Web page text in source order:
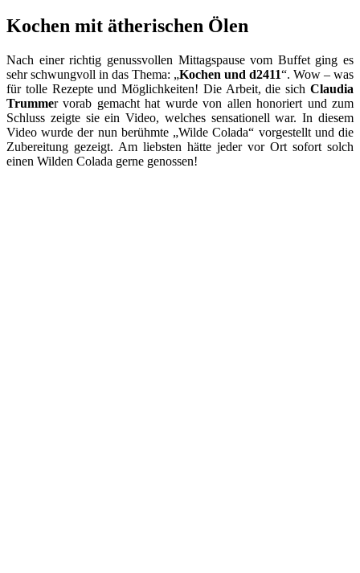
Kochen mit ätherischen Ölen
Nach einer richtig genussvollen Mittagspause vom Buffet ging es
sehr schwungvoll in das Thema: „Kochen und d2411“. Wow – was
für tolle Rezepte und Möglichkeiten! Die Arbeit, die sich Claudia
Trummer vorab gemacht hat wurde von allen honoriert und zum
Schluss zeigte sie ein Video, welches sensationell war. In diesem
Video wurde der nun berühmte „Wilde Colada“ vorgestellt und die
Zubereitung gezeigt. Am liebsten hätte jeder vor Ort sofort solch
einen Wilden Colada gerne genossen!